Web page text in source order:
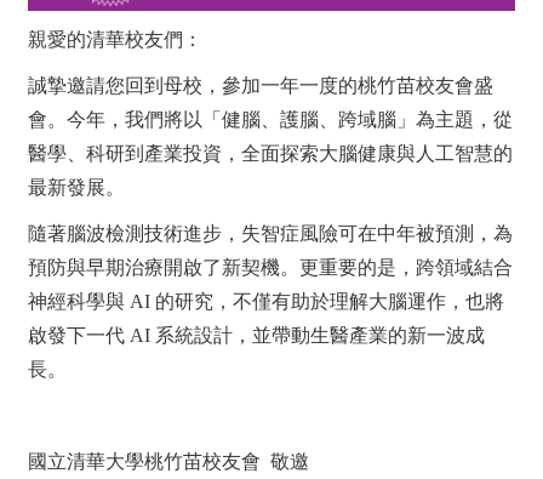
親愛的清華校友們：
誠摯邀請您回到母校，參加一年一度的桃竹苗校友會盛
會。今年，我們將以「健腦、護腦、跨域腦」為主題，從
醫學、科研到產業投資，全面探索大腦健康與人工智慧的
最新發展。
隨著腦波檢測技術進步，失智症風險可在中年被預測，為
預防與早期治療開啟了新契機。更重要的是，跨領域結合
神經科學與 AI 的研究，不僅有助於理解大腦運作，也將
啟發下一代 AI 系統設計，並帶動生醫產業的新一波成
長。
國立清華大學桃竹苗校友會 敬邀